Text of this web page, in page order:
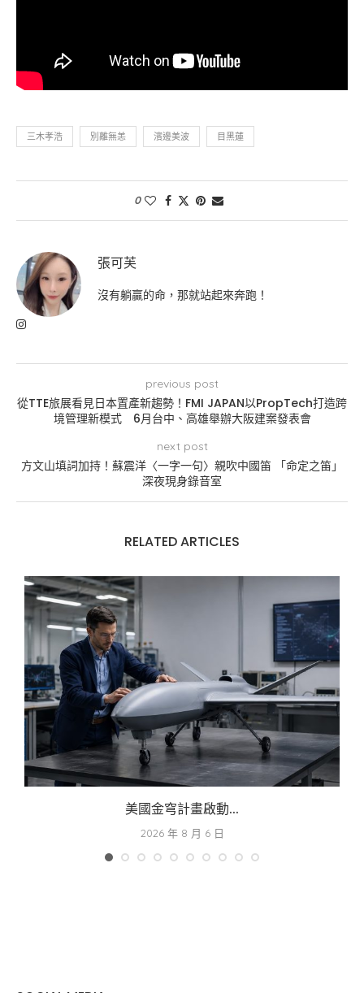
三木孝浩 別離無恙 濱邊美波 目黑蓮
0
張可芙
沒有躺贏的命，那就站起來奔跑！
previous post
從TTE旅展看見日本置產新趨勢！FMI JAPAN以PropTech打造跨
境管理新模式 6月台中、高雄舉辦大阪建案發表會
next post
方文山填詞加持！蘇震洋〈一字一句〉親吹中國笛 「命定之笛」
深夜現身錄音室
RELATED ARTICLES
美國金穹計畫啟動...
2026 年 8 月 6 日